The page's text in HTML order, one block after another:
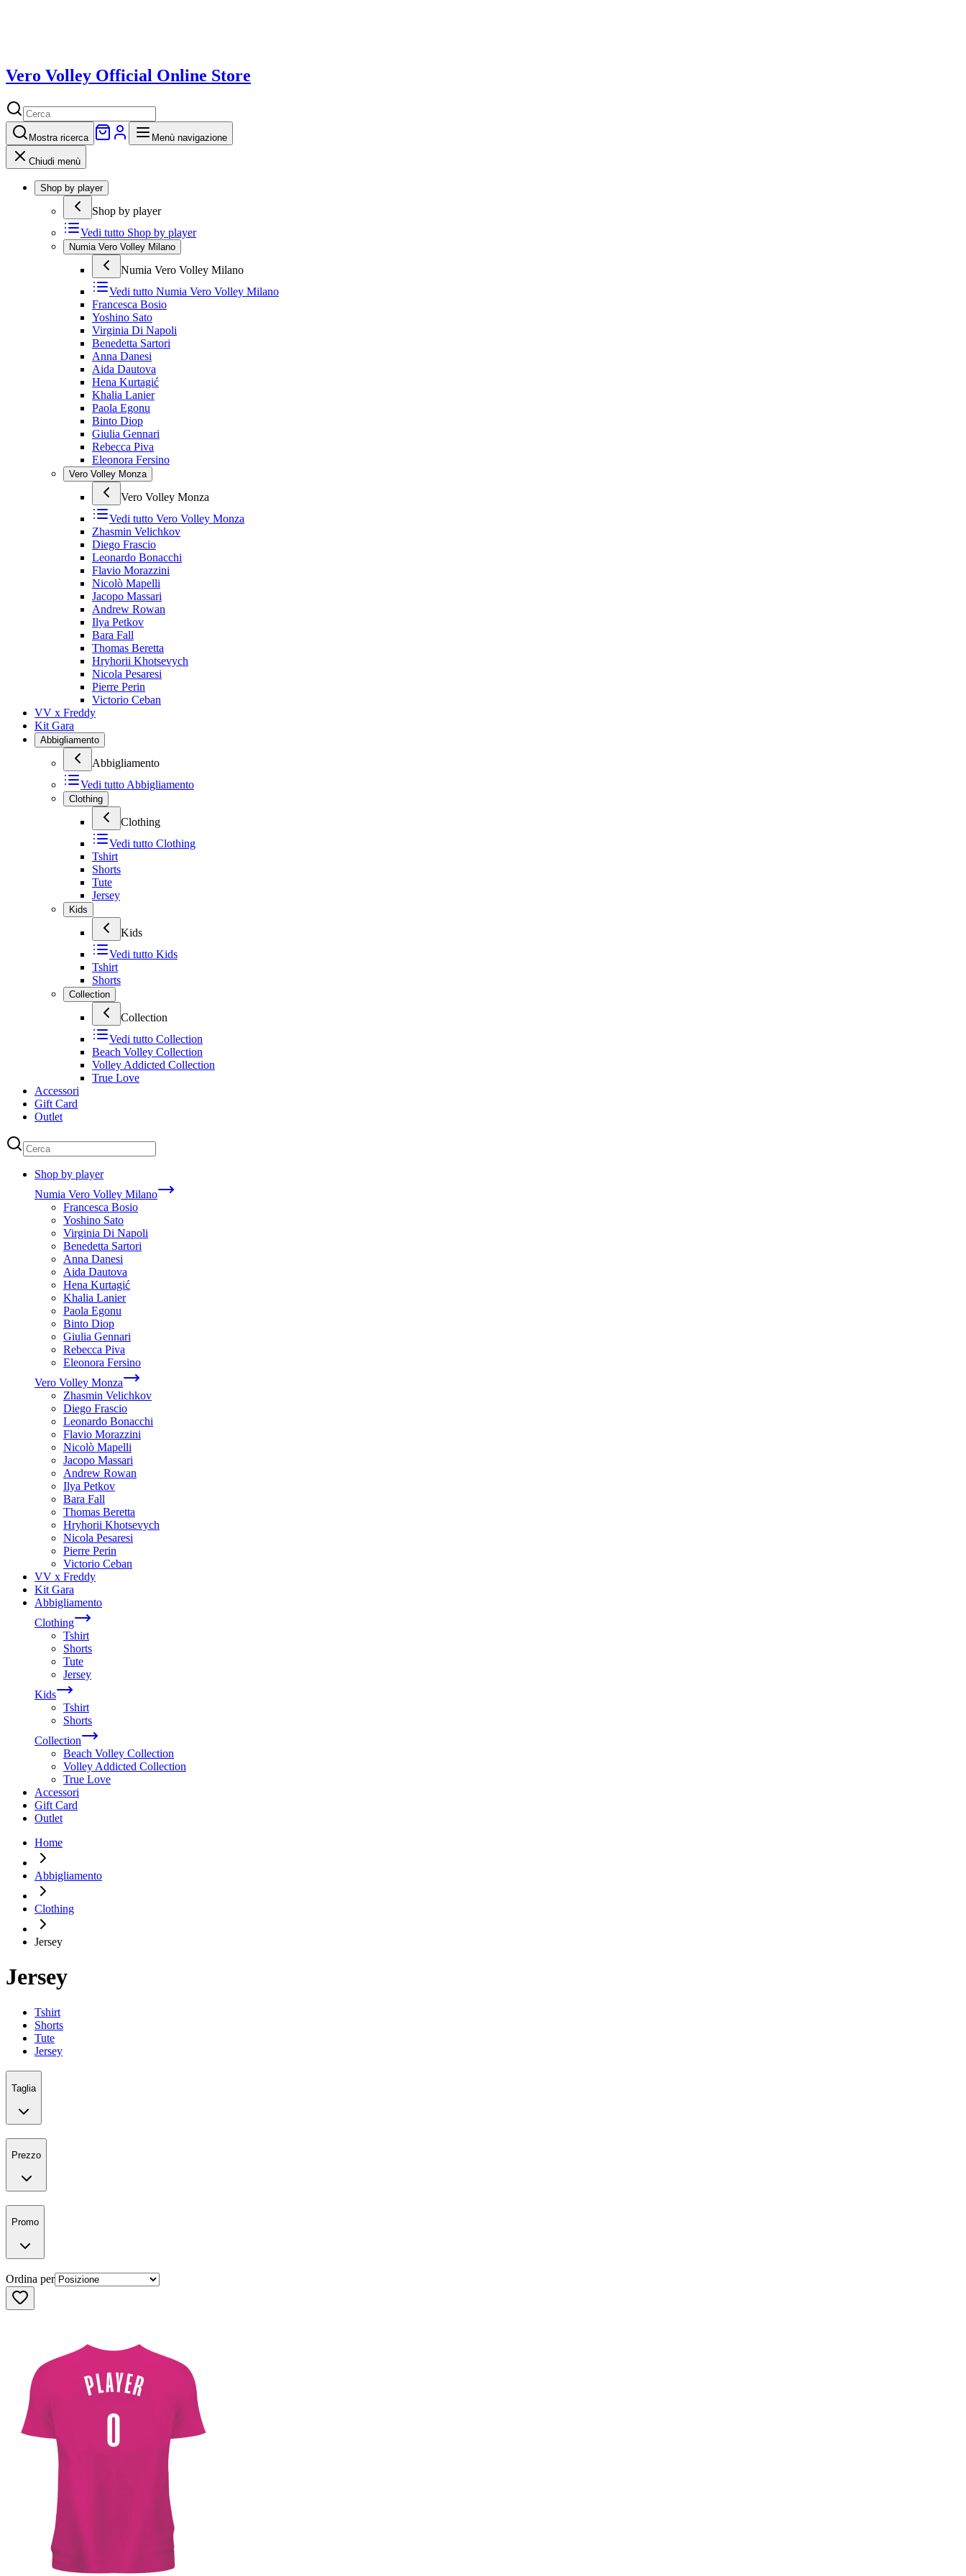
Vero Volley Official Online Store
Mostra ricerca Menù navigazione
Chiudi menù
Shop by player
Shop by player
Vedi tutto Shop by player
Numia Vero Volley Milano
Numia Vero Volley Milano
Vedi tutto Numia Vero Volley Milano
Francesca Bosio
Yoshino Sato
Virginia Di Napoli
Benedetta Sartori
Anna Danesi
Aida Dautova
Hena Kurtagić
Khalia Lanier
Paola Egonu
Binto Diop
Giulia Gennari
Rebecca Piva
Eleonora Fersino
Vero Volley Monza
Vero Volley Monza
Vedi tutto Vero Volley Monza
Zhasmin Velichkov
Diego Frascio
Leonardo Bonacchi
Flavio Morazzini
Nicolò Mapelli
Jacopo Massari
Andrew Rowan
Ilya Petkov
Bara Fall
Thomas Beretta
Hryhorii Khotsevych
Nicola Pesaresi
Pierre Perin
Victorio Ceban
VV x Freddy
Kit Gara
Abbigliamento
Abbigliamento
Vedi tutto Abbigliamento
Clothing
Clothing
Vedi tutto Clothing
Tshirt
Shorts
Tute
Jersey
Kids
Kids
Vedi tutto Kids
Tshirt
Shorts
Collection
Collection
Vedi tutto Collection
Beach Volley Collection
Volley Addicted Collection
True Love
Accessori
Gift Card
Outlet
Shop by player
Numia Vero Volley Milano
Francesca Bosio
Yoshino Sato
Virginia Di Napoli
Benedetta Sartori
Anna Danesi
Aida Dautova
Hena Kurtagić
Khalia Lanier
Paola Egonu
Binto Diop
Giulia Gennari
Rebecca Piva
Eleonora Fersino
Vero Volley Monza
Zhasmin Velichkov
Diego Frascio
Leonardo Bonacchi
Flavio Morazzini
Nicolò Mapelli
Jacopo Massari
Andrew Rowan
Ilya Petkov
Bara Fall
Thomas Beretta
Hryhorii Khotsevych
Nicola Pesaresi
Pierre Perin
Victorio Ceban
VV x Freddy
Kit Gara
Abbigliamento
Clothing
Tshirt
Shorts
Tute
Jersey
Kids
Tshirt
Shorts
Collection
Beach Volley Collection
Volley Addicted Collection
True Love
Accessori
Gift Card
Outlet
Home
Abbigliamento
Clothing
Jersey
Jersey
Tshirt
Shorts
Tute
Jersey
Taglia
Prezzo
Promo
Ordina per